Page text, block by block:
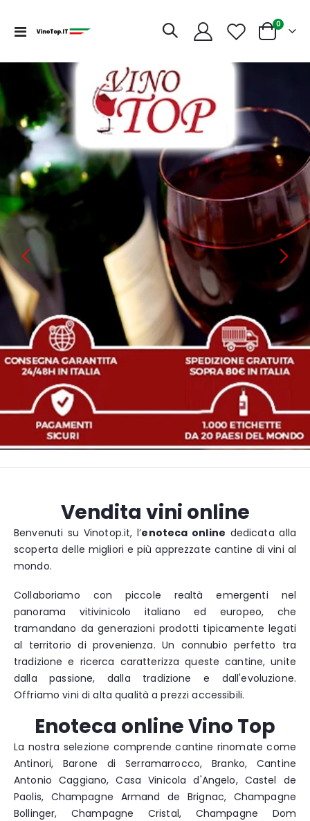
Toggle
Cart
0articoli
Vendita vini online
Benvenuti su Vinotop.it, l’enoteca online dedicata alla
scoperta delle migliori e più apprezzate cantine di vini al
mondo.
Collaboriamo con piccole realtà emergenti nel
panorama vitivinicolo italiano ed europeo, che
tramandano da generazioni prodotti tipicamente legati
al territorio di provenienza. Un connubio perfetto tra
tradizione e ricerca caratterizza queste cantine, unite
dalla passione, dalla tradizione e dall'evoluzione.
Offriamo vini di alta qualità a prezzi accessibili.
Enoteca online Vino Top
La nostra selezione comprende cantine rinomate come
Antinori, Barone di Serramarrocco, Branko, Cantine
Antonio Caggiano, Casa Vinicola d'Angelo, Castel de
Paolis, Champagne Armand de Brignac, Champagne
Bollinger, Champagne Cristal, Champagne Dom